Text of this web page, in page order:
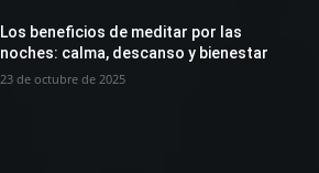
Los beneficios de meditar por las
noches: calma, descanso y bienestar
23 de octubre de 2025